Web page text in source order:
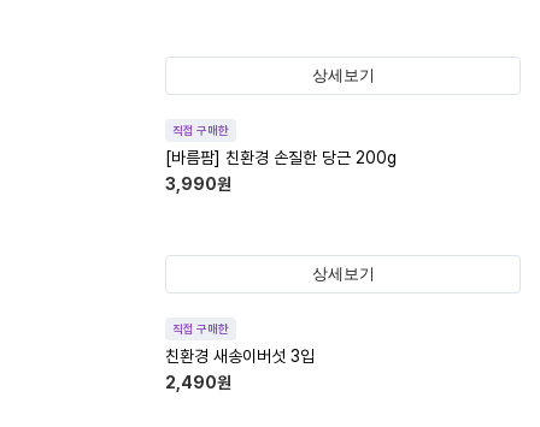
상세보기
직접 구매한
[바름팜] 친환경 손질한 당근 200g
3,990원
상세보기
직접 구매한
친환경 새송이버섯 3입
2,490원